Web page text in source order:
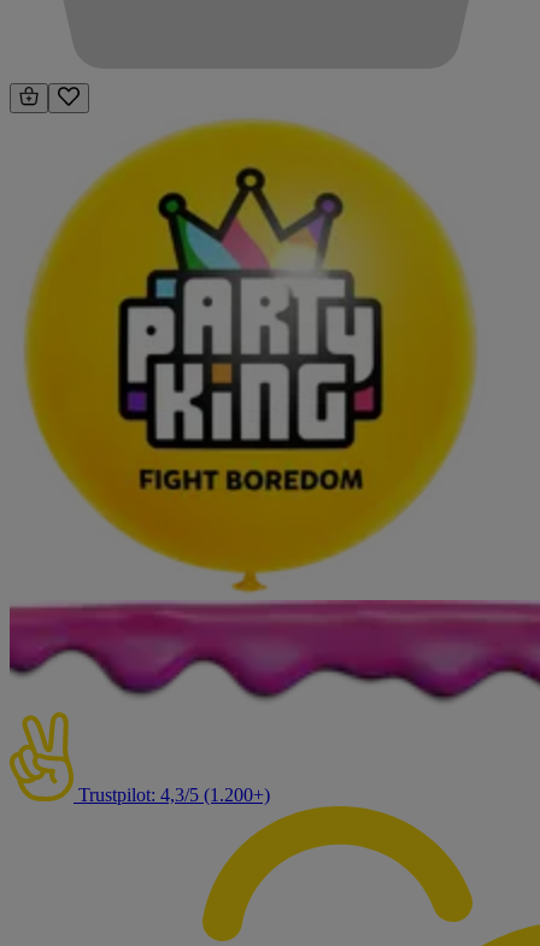
Trustpilot: 4,3/5 (1.200+)